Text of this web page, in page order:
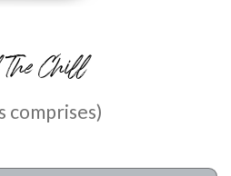
Chill
comprises)